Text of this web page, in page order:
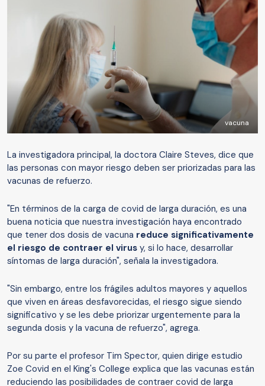
vacuna
La investigadora principal, la doctora Claire Steves, dice que
las personas con mayor riesgo deben ser priorizadas para las
vacunas de refuerzo.
"En términos de la carga de covid de larga duración, es una
buena noticia que nuestra investigación haya encontrado
que tener dos dosis de vacuna reduce significativamente
el riesgo de contraer el virus y, si lo hace, desarrollar
síntomas de larga duración", señala la investigadora.
"Sin embargo, entre los frágiles adultos mayores y aquellos
que viven en áreas desfavorecidas, el riesgo sigue siendo
significativo y se les debe priorizar urgentemente para la
segunda dosis y la vacuna de refuerzo", agrega.
Por su parte el profesor Tim Spector, quien dirige estudio
Zoe Covid en el King's College explica que las vacunas están
reduciendo las posibilidades de contraer covid de larga